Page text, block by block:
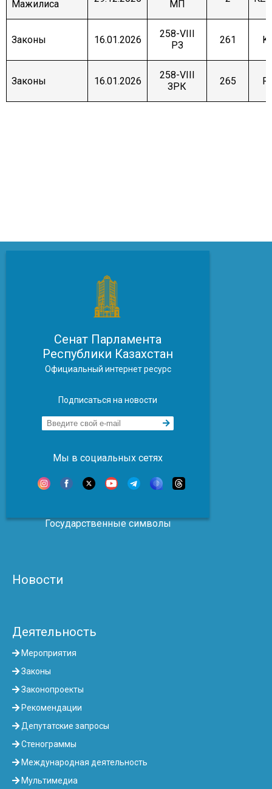
Мажилиса
МП
Законы 16.01.2026
258-VIII
ҚРЗ
261
Законы 16.01.2026
258-VIII
ЗРК
265
Сенат Парламента
Республики Казахстан
Официальный интернет ресурс
Подписаться на новости
Мы в социальных сетях
Государственные символы
Новости
Деятельность
Мероприятия
Законы
Законопроекты
Рекомендации
Депутатские запросы
Стенограммы
Международная деятельность
Мультимедиа